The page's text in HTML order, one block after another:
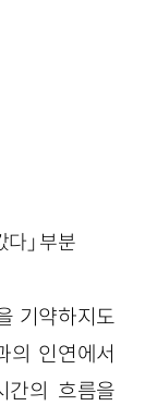
다」 부분
기약하지도
의 인연에서
간의 흐름을